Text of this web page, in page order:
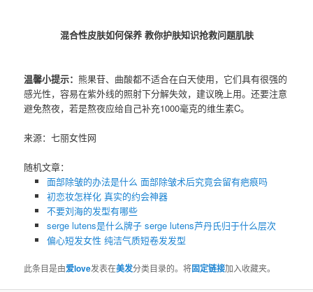
混合性皮肤如何保养 教你护肤知识抢救问题肌肤
温馨小提示： 熊果苷、曲酸都不适合在白天使用，它们具有很强的
感光性，容易在紫外线的照射下分解失效，建议晚上用。还要注意
避免熬夜，若是熬夜应给自己补充1000毫克的维生素C。
来源：七丽女性网
随机文章：
面部除皱的办法是什么 面部除皱术后究竟会留有疤痕吗
初恋妆怎样化 真实的约会神器
不要刘海的发型有哪些
serge lutens是什么牌子 ​serge lutens芦丹氏归于什么层次
偏心短发女性 纯洁气质短卷发发型
此条目是由爱love发表在美发分类目录的。将固定链接加入收藏夹。